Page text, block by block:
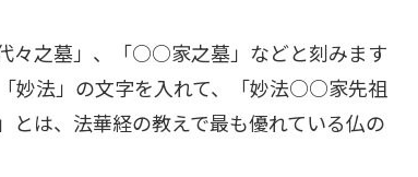
々之墓」、「○○家之墓」などと刻みます
妙法」の文字を入れて、「妙法○○家先祖
は、法華経の教えで最も優れている仏の